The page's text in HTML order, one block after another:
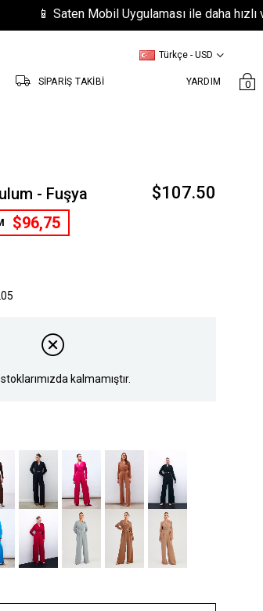
📱 Saten Mobil Uygulaması ile daha hızlı ve
YARDIM
Türkçe - USD
0
SİPARİŞ TAKİBİ
- Fuşya $107.50
$96,75
kalmamıştır.